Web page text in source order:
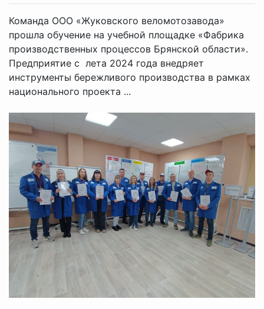
Команда ООО «Жуковского веломотозавода»
прошла обучение на учебной площадке «Фабрика
производственных процессов Брянской области».
Предприятие с лета 2024 года внедряет
инструменты бережливого производства в рамках
национального проекта ...